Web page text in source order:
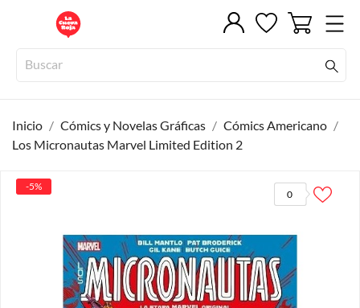
Inicio Cómics y Novelas Gráficas
Cómics Americano
Los Micronautas Marvel Limited Edition 2
0
-5%